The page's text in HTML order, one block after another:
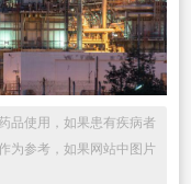
品使用，如果患有疾病者
为参考，如果网站中图片